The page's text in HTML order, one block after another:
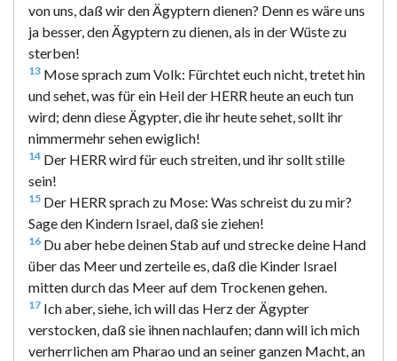
von uns, daß wir den Ägyptern dienen? Denn es wäre uns
ja besser, den Ägyptern zu dienen, als in der Wüste zu
sterben!
13 Mose sprach zum Volk: Fürchtet euch nicht, tretet hin
und sehet, was für ein Heil der HERR heute an euch tun
wird; denn diese Ägypter, die ihr heute sehet, sollt ihr
nimmermehr sehen ewiglich!
14 Der HERR wird für euch streiten, und ihr sollt stille
sein!
15 Der HERR sprach zu Mose: Was schreist du zu mir?
Sage den Kindern Israel, daß sie ziehen!
16 Du aber hebe deinen Stab auf und strecke deine Hand
über das Meer und zerteile es, daß die Kinder Israel
mitten durch das Meer auf dem Trockenen gehen.
17 Ich aber, siehe, ich will das Herz der Ägypter
verstocken, daß sie ihnen nachlaufen; dann will ich mich
verherrlichen am Pharao und an seiner ganzen Macht, an